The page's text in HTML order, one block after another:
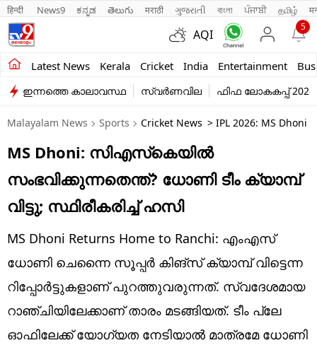
हिन्दी News9 ಕನ್ನಡ తెలుగు मराठी ગુજરાતી বাংলা ਪੰਜਾਬੀ தமிழ்
AQI
5
Latest News Kerala Cricket India Entertainment
Kerala
India
Entertainment
Business
Education
Lifestyle
world
Technology
ഇന്നത്തെ കാലാവസ്ഥ സ്വർണവില ഫിഫ ലോകകപ്പ് 2026
Malayalam News Sports Cricket News > IPL 2026: MS Dhoni
MS Dhoni: സിഎസ്‌കെയില്‍
സംഭവിക്കുന്നതെന്ത്? ധോണി ടീം ക്യാമ്പ്
വിട്ടു; സ്ഥിരീകരിച്ച് ഹസി
MS Dhoni Returns Home to Ranchi: എംഎസ്
ധോണി ചെന്നൈ സൂപ്പര്‍ കിങ്‌സ്‌ ക്യാമ്പ് വിട്ടെന്ന
റിപ്പോര്‍ട്ടുകളാണ് പുറത്തുവരുന്നത്. സ്വദേശമായ
റാഞ്ചിയിലേക്കാണ് താരം മടങ്ങിയത്. ടീം പ്ലേ
ഓഫിലേക്ക് യോഗ്യത നേടിയാൽ മാത്രമേ ധോണി